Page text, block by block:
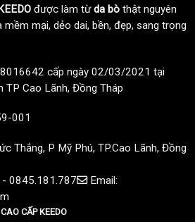
được làm từda bò thật nguyên
mại, dẻo dai, bền, đẹp, sang trọng
cấp ngày 02/03/2021 tại
TP Cao Lãnh, Đồng Tháp
001
Thắng, P Mỹ Phú, TP.Cao Lãnh, Đồng
0845.181.787
Email:
CẤP KEEDO